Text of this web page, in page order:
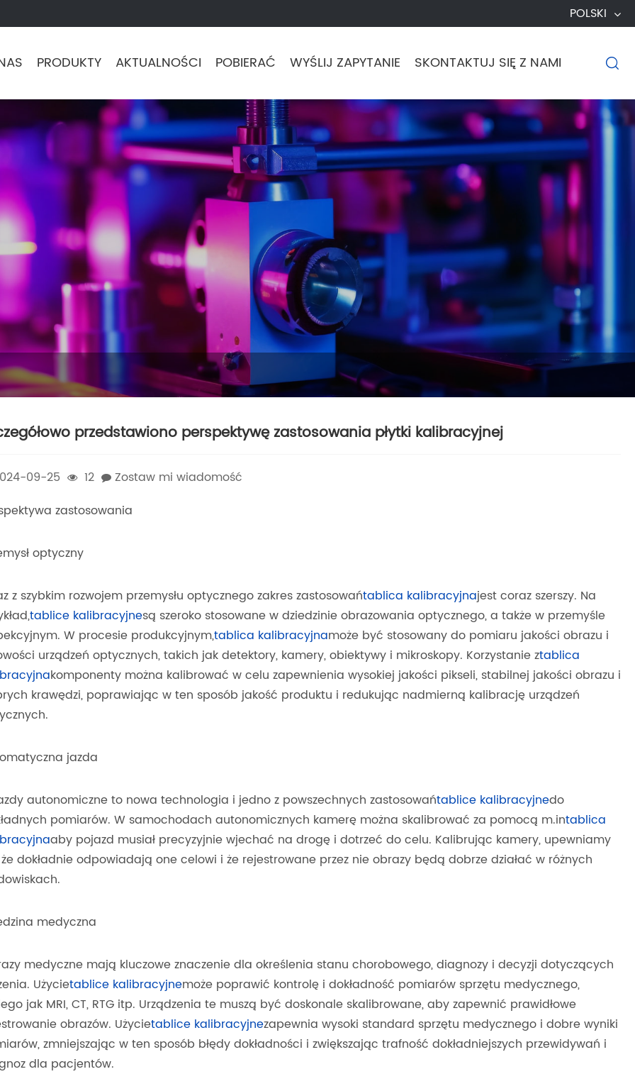
POLSKI
PRODUKTY AKTUALNOŚCI POBIERAĆ WYŚLIJ ZAPYTANIE SKONTAKTUJ SIĘ Z NAMI 
przedstawiono perspektywę zastosowania płytki kalibracyjnej
09-25 12
Zostaw mi wiadomość
zastosowania
optyczny
z szybkim rozwojem przemysłu optycznego zakres zastosowańtablica kalibracyjnajest coraz szerszy. Na
tablice kalibracyjnesą szeroko stosowane w dziedzinie obrazowania optycznego, a także w przemyśle
W procesie produkcyjnym,tablica kalibracyjnamoże być stosowany do pomiaru jakości obrazu i
urządzeń optycznych, takich jak detektory, kamery, obiektywy i mikroskopy. Korzystanie ztablica
komponenty można kalibrować w celu zapewnienia wysokiej jakości pikseli, stabilnej jakości obrazu i
krawędzi, poprawiając w ten sposób jakość produktu i redukując nadmierną kalibrację urządzeń
jazda
autonomiczne to nowa technologia i jedno z powszechnych zastosowańtablice kalibracyjnedo
pomiarów. W samochodach autonomicznych kamerę można skalibrować za pomocą m.intablica
aby pojazd musiał precyzyjnie wjechać na drogę i dotrzeć do celu. Kalibrując kamery, upewniamy
że dokładnie odpowiadają one celowi i że rejestrowane przez nie obrazy będą dobrze działać w różnych
medyczna
medyczne mają kluczowe znaczenie dla określenia stanu chorobowego, diagnozy i decyzji dotyczących
Użycietablice kalibracyjnemoże poprawić kontrolę i dokładność pomiarów sprzętu medycznego,
jak MRI, CT, RTG itp. Urządzenia te muszą być doskonale skalibrowane, aby zapewnić prawidłowe
obrazów. Użycietablice kalibracyjnezapewnia wysoki standard sprzętu medycznego i dobre wyniki
zmniejszając w ten sposób błędy dokładności i zwiększając trafność dokładniejszych przewidywań i
dla pacjentów.